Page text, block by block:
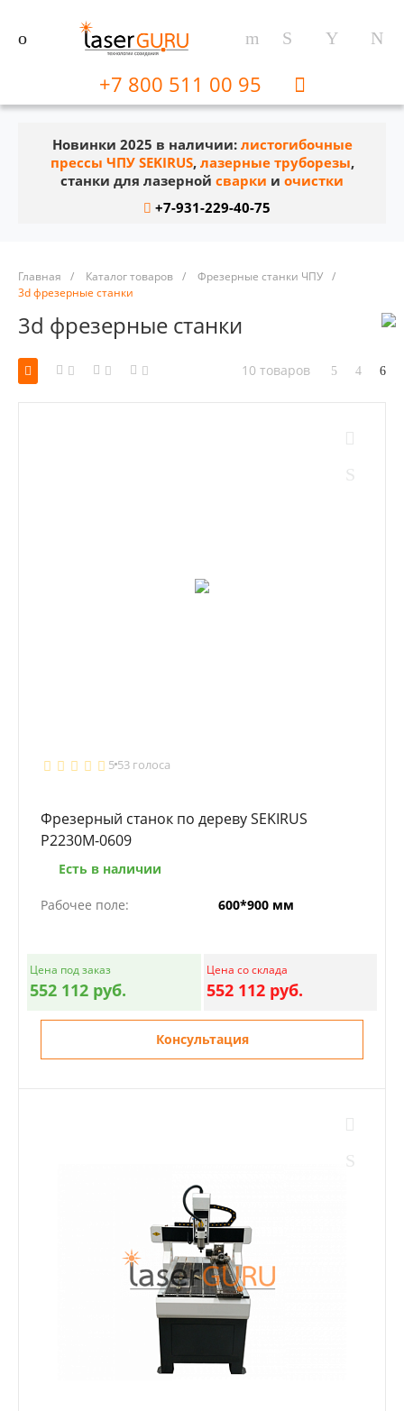
+7 800 511 00 95
Новинки 2025 в наличии: листогибочные
прессы ЧПУ SEKIRUS, лазерные труборезы,
станки для лазерной сварки и очистки
+7-931-229-40-75
Главная / Каталог товаров / Фрезерные станки ЧПУ /
3d фрезерные станки
3d фрезерные станки
10 товаров
5 53 голоса
Фрезерный станок по дереву SEKIRUS
P2230M-0609
Есть в наличии
Рабочее поле: 600*900 мм
Цена под заказ
552 112 руб.
Цена со склада
552 112 руб.
Консультация